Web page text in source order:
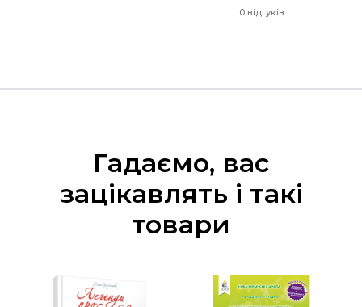
0 відгуків
Гадаємо, вас
зацікавлять і такі
товари